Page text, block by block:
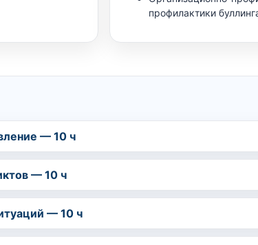
профилактики
— 10 ч
— 10 ч
— 10 ч